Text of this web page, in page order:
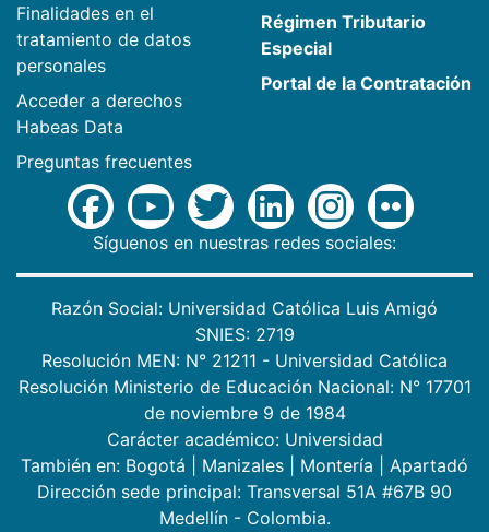
Finalidades en el
tratamiento de datos
personales
Acceder a derechos
Habeas Data
Preguntas frecuentes
Régimen Tributario
Especial
Portal de la Contratación
Síguenos en nuestras redes sociales:
Razón Social: Universidad Católica Luis Amigó
SNIES: 2719
Resolución MEN: N° 21211 - Universidad Católica
Resolución Ministerio de Educación Nacional: N° 17701
de noviembre 9 de 1984
Carácter académico: Universidad
También en: Bogotá Manizales Montería
Apartadó
Dirección sede principal: Transversal 51A #67B 90
Medellín - Colombia.